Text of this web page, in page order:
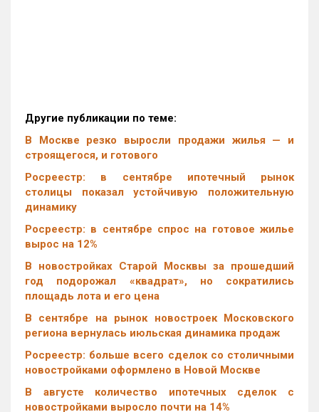
Другие публикации по теме:
В Москве резко выросли продажи жилья — и
строящегося, и готового
Росреестр: в сентябре ипотечный рынок
столицы показал устойчивую положительную
динамику
Росреестр: в сентябре спрос на готовое жилье
вырос на 12%
В новостройках Старой Москвы за прошедший
год подорожал «квадрат», но сократились
площадь лота и его цена
В сентябре на рынок новостроек Московского
региона вернулась июльская динамика продаж
Росреестр: больше всего сделок со столичными
новостройками оформлено в Новой Москве
В августе количество ипотечных сделок с
новостройками выросло почти на 14%